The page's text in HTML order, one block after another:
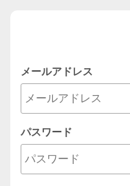
メールアドレス
パスワード